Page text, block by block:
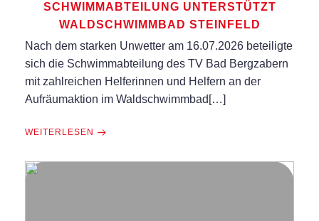
SCHWIMMABTEILUNG UNTERSTÜTZT
WALDSCHWIMMBAD STEINFELD
Nach dem starken Unwetter am 16.07.2026 beteiligte
sich die Schwimmabteilung des TV Bad Bergzabern
mit zahlreichen Helferinnen und Helfern an der
Aufräumaktion im Waldschwimmbad[…]
WEITERLESEN